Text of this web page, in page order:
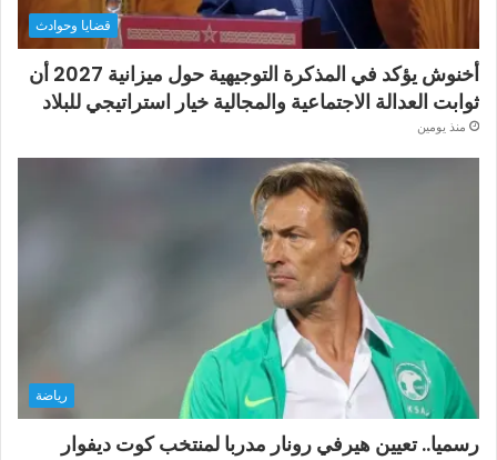
قضايا وحوادث
أخنوش يؤكد في المذكرة التوجيهية حول ميزانية 2027 أن
ثوابت العدالة الاجتماعية والمجالية خيار استراتيجي للبلاد
منذ يومين
رياضة
رسميا.. تعيين هيرفي رونار مدربا لمنتخب كوت ديفوار